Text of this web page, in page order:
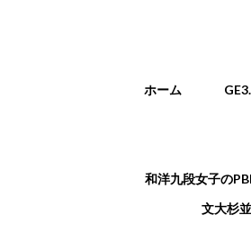
メインメニ
ホーム
和洋九段女子の
文大杉